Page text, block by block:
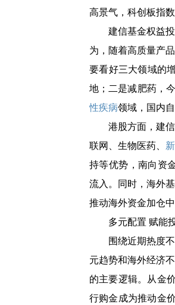
高景气，科创板指
建信基金权益
为，随着高质量产
要看好三大领域的
地；二是减肥药，
性疾病领域，国内
港股方面，建
联网、生物医药、
持等优势，南向资
流入。同时，海外
推动海外资金加仓中
多元配置 赋能
围绕近期热度
元趋势和海外经济
的主要逻辑。从金
行购金成为推动金